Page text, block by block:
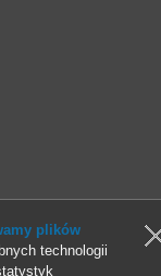
plików
technologii